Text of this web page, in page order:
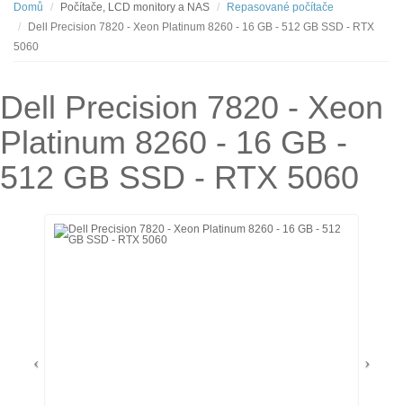
Domů Počítače, LCD monitory a NAS
Repasované počítače
Dell Precision 7820 - Xeon Platinum 8260 - 16 GB - 512 GB SSD - RTX
5060
Dell Precision 7820 - Xeon
Platinum 8260 - 16 GB -
512 GB SSD - RTX 5060